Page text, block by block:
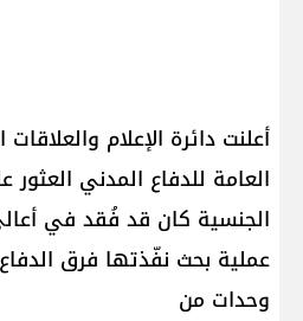
أعلنت دائرة الإعلام
العامة للدفاع المدني
الجنسية كان قد فُقد في
عملية بحث نفّذتها فرق
وحدات من